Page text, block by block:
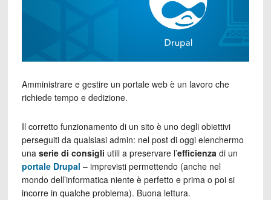
Amministrare e gestire un portale web è un lavoro che
richiede tempo e dedizione.
Il corretto funzionamento di un sito è uno degli obiettivi
perseguiti da qualsiasi admin: nel post di oggi elenchermo
una serie di consigli utili a preservare l’efficienzadi un
portale Drupal – imprevisti permettendo (anche nel
mondo dell’informatica niente è perfetto e prima o poi si
incorre in qualche problema). Buona lettura.